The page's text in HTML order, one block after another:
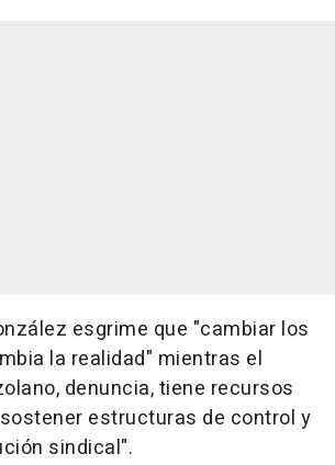
esgrime que "cambiar los
la realidad" mientras el
denuncia, tiene recursos
estructuras de control y
sindical".